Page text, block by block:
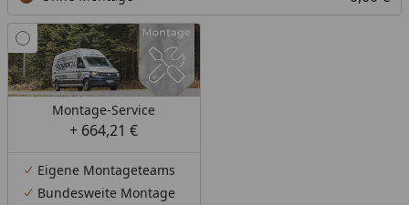
Montage-Service
+ 664,21 €
Eigene Montageteams
Bundesweite Montage